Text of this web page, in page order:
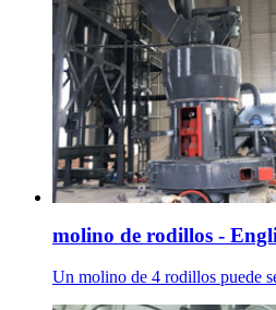
molino de rodillos -
Un molino de 4 rodillos puede